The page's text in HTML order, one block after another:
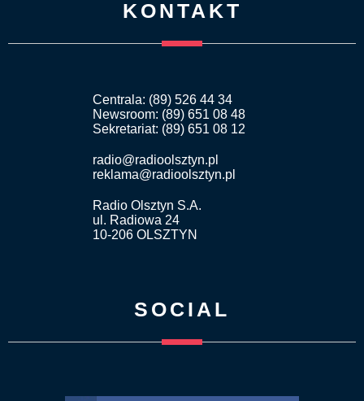
KONTAKT
Centrala: (89) 526 44 34
Newsroom: (89) 651 08 48
Sekretariat: (89) 651 08 12
radio@radioolsztyn.pl
reklama@radioolsztyn.pl
Radio Olsztyn S.A.
ul. Radiowa 24
10-206 OLSZTYN
SOCIAL